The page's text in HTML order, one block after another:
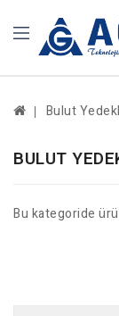
Bulut
BULUT
Bu kategoride